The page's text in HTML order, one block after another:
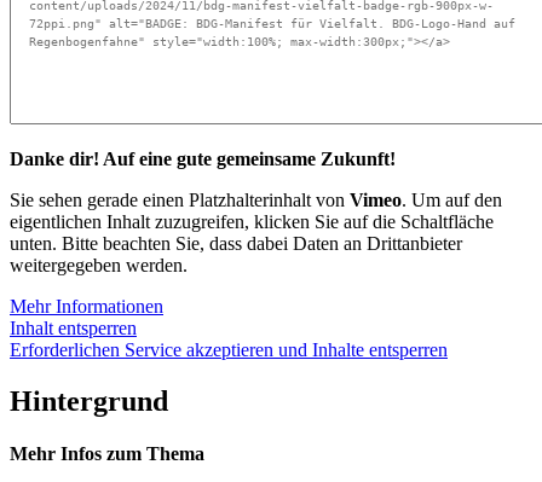
Danke dir! Auf eine gute gemeinsame Zukunft!
Sie sehen gerade einen Platzhalterinhalt von Vimeo. Um auf den
eigentlichen Inhalt zuzugreifen, klicken Sie auf die Schaltfläche
unten. Bitte beachten Sie, dass dabei Daten an Drittanbieter
weitergegeben werden.
Mehr Informationen
Inhalt entsperren
Erforderlichen Service akzeptieren und Inhalte entsperren
Hintergrund
Mehr Infos zum Thema